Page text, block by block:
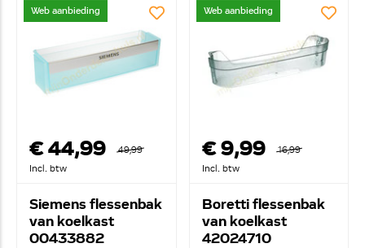
Web aanbieding
€ 44,99
49,99
Incl. btw
Siemens flessenbak
van koelkast
00433882
Web aanbieding
€ 9,99
16,99
Incl. btw
Boretti flessenbak
van koelkast
42024710